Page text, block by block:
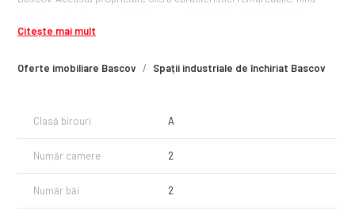
Oferte imobiliare Bascov Spații industriale de închiriat Bascov
productie sau depozitare.
Acces tir: Da, facilitat prin infrastructura dedicată.
Utilități: Canalizare, apă curentă, curent electric 380 V.
Gaze naturale: Disponibile.
Sistem de încălzire: Da, pentru confortul angajaților și desfășurarea
activităților în orice condiții meteorologice.
Citește mai mult
Clasă birouri A
Număr camere 2
Număr băi 2